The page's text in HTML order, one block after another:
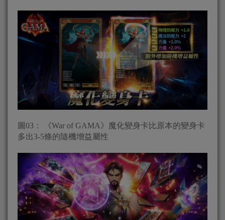
圖03： 《War of GAMA》魔化變身卡比原本的變身卡
多出3-5條的隨機增益屬性